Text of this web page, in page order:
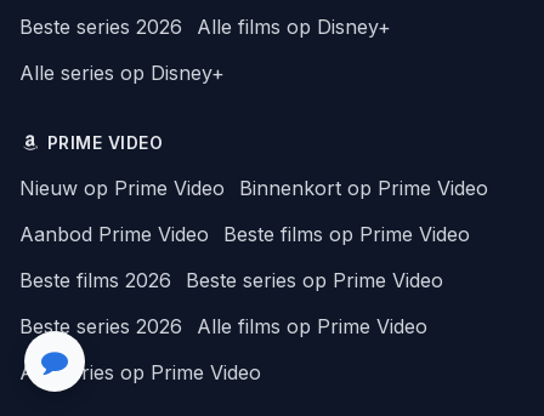
Beste series 2026
Alle films op Disney+
Alle series op Disney+
PRIME VIDEO
Nieuw op Prime Video
Binnenkort op Prime Video
Aanbod Prime Video
Beste films op Prime Video
Beste films 2026
Beste series op Prime Video
Beste series 2026
Alle films op Prime Video
Alle series op Prime Video